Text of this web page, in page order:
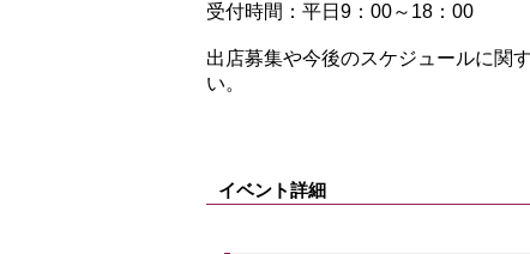
受付時間：平日9：00～18：00
出店募集や今後のスケジュールに関
い。
イベント詳細